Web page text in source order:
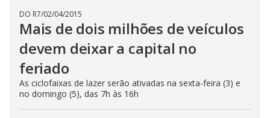
DO R7/02/04/2015
Mais de dois milhões de veículos
devem deixar a capital no
feriado
As ciclofaixas de lazer serão ativadas na sexta-feira (3) e
no domingo (5), das 7h às 16h